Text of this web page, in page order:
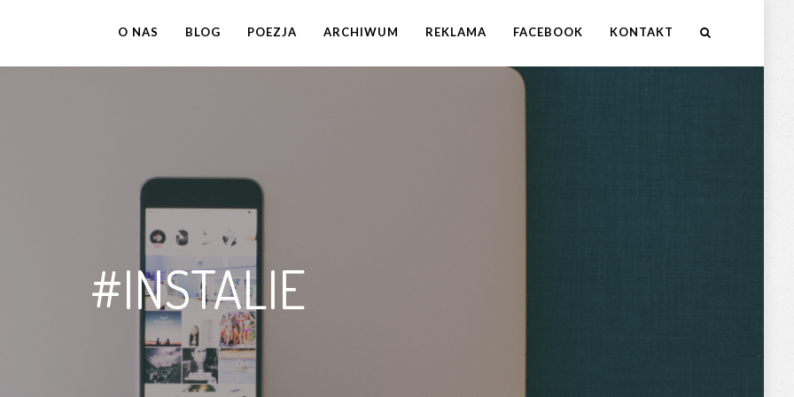
O NAS BLOG POEZJA ARCHIWUM REKLAMA FACEBOOK KONTAKT
#INSTALIE